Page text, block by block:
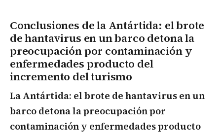
Conclusiones de la Antártida: el brote
de hantavirus en un barco detona la
preocupación por contaminación y
enfermedades producto del
incremento del turismo
La Antártida: el brote de hantavirus en un
barco detona la preocupación por
contaminación y enfermedades producto